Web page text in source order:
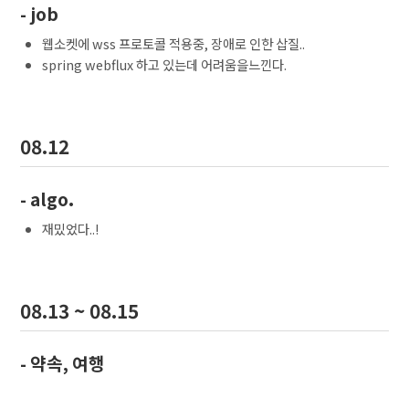
- job
웹소켓에 wss 프로토콜 적용중, 장애로 인한 삽질..
spring webflux 하고 있는데 어려움을느낀다.
08.12
- algo.
재밌었다..!
08.13 ~ 08.15
- 약속, 여행